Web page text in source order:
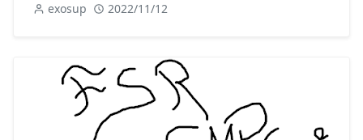
exosup 2022/11/12